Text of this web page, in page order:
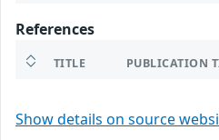
References
TITLE PUBLICATION
Show details on source